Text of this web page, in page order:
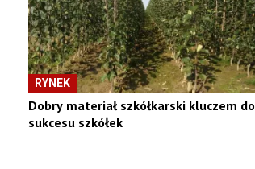
RYNEK
Dobry materiał szkółkarski kluczem do
sukcesu szkółek